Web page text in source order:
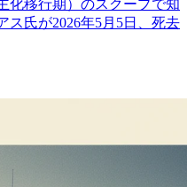
化移行期）のスクープで知
ス氏が2026年5月5日、死去